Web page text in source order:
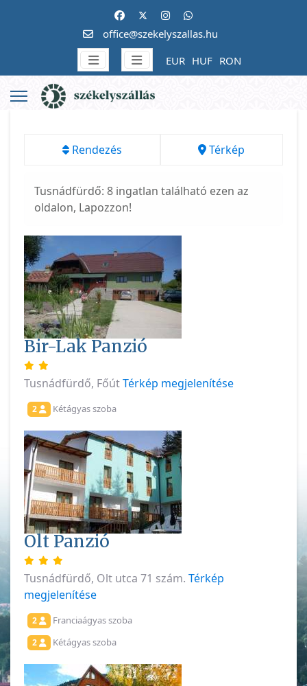
office@szekelyszallas.hu
EUR HUF RON
Rendezés Térkép
Tusnádfürdő: 8 ingatlan található ezen az
oldalon, Lapozzon!
Bir-Lak Panzió
Tusnádfürdő, FőútTérkép megjelenítése
2 Kétágyas szoba
Olt Panzió
Tusnádfürdő, Olt utca 71 szám. Térkép
megjelenítése
2 Franciaágyas szoba
2 Kétágyas szoba